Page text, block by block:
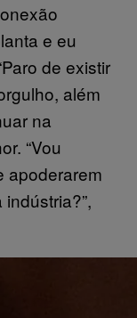
e eu
de existir
além
na
“Vou
apoderarem